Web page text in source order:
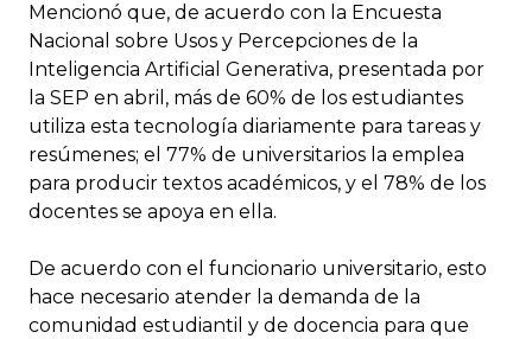
Mencionó que, de acuerdo con la Encuesta
Nacional sobre Usos y Percepciones de la
Inteligencia Artificial Generativa, presentada por
la SEP en abril, más de 60% de los estudiantes
utiliza esta tecnología diariamente para tareas y
resúmenes; el 77% de universitarios la emplea
para producir textos académicos, y el 78% de los
docentes se apoya en ella.
De acuerdo con el funcionario universitario, esto
hace necesario atender la demanda de la
comunidad estudiantil y de docencia para que